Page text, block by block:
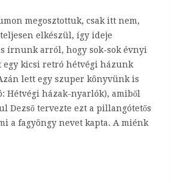
megosztottuk, csak itt nem,
elkészül, így ideje
írnunk arról, hogy sok-sok évnyi
egy kicsi retró hétvégi házunk
lett egy szuper könyvünk is
Hétvégi házak-nyarlók), amiből
Dezső tervezte ezt a pillangótetős
a fagyöngy nevet kapta. A miénk